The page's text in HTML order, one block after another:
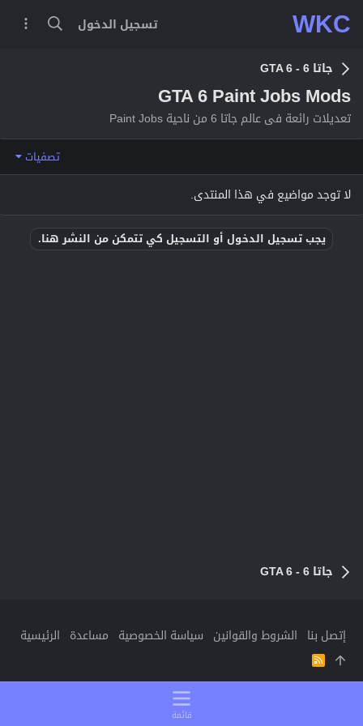
WKC تسجيل الدخول
جاتا 6 - GTA 6
GTA 6 Paint Jobs Mods
تعديلات رائعة فى عالم جاتا 6 من ناحية Paint Jobs
تصفيات
لا توجد مواضيع في هذا المنتدى.
يجب تسجيل الدخول أو التسجيل كي تتمكن من النشر هنا.
جاتا 6 - GTA 6
إتصل بنا الشروط والقوانين سياسة الخصوصية مساعدة الرئيسية
R
قائمة